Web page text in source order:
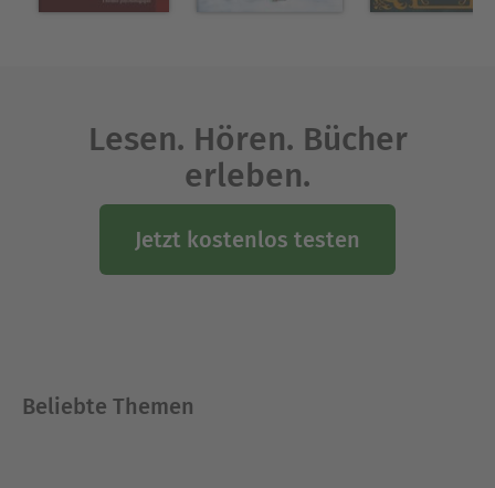
Lesen. Hören. Bücher
erleben.
Jetzt kostenlos testen
Beliebte Themen